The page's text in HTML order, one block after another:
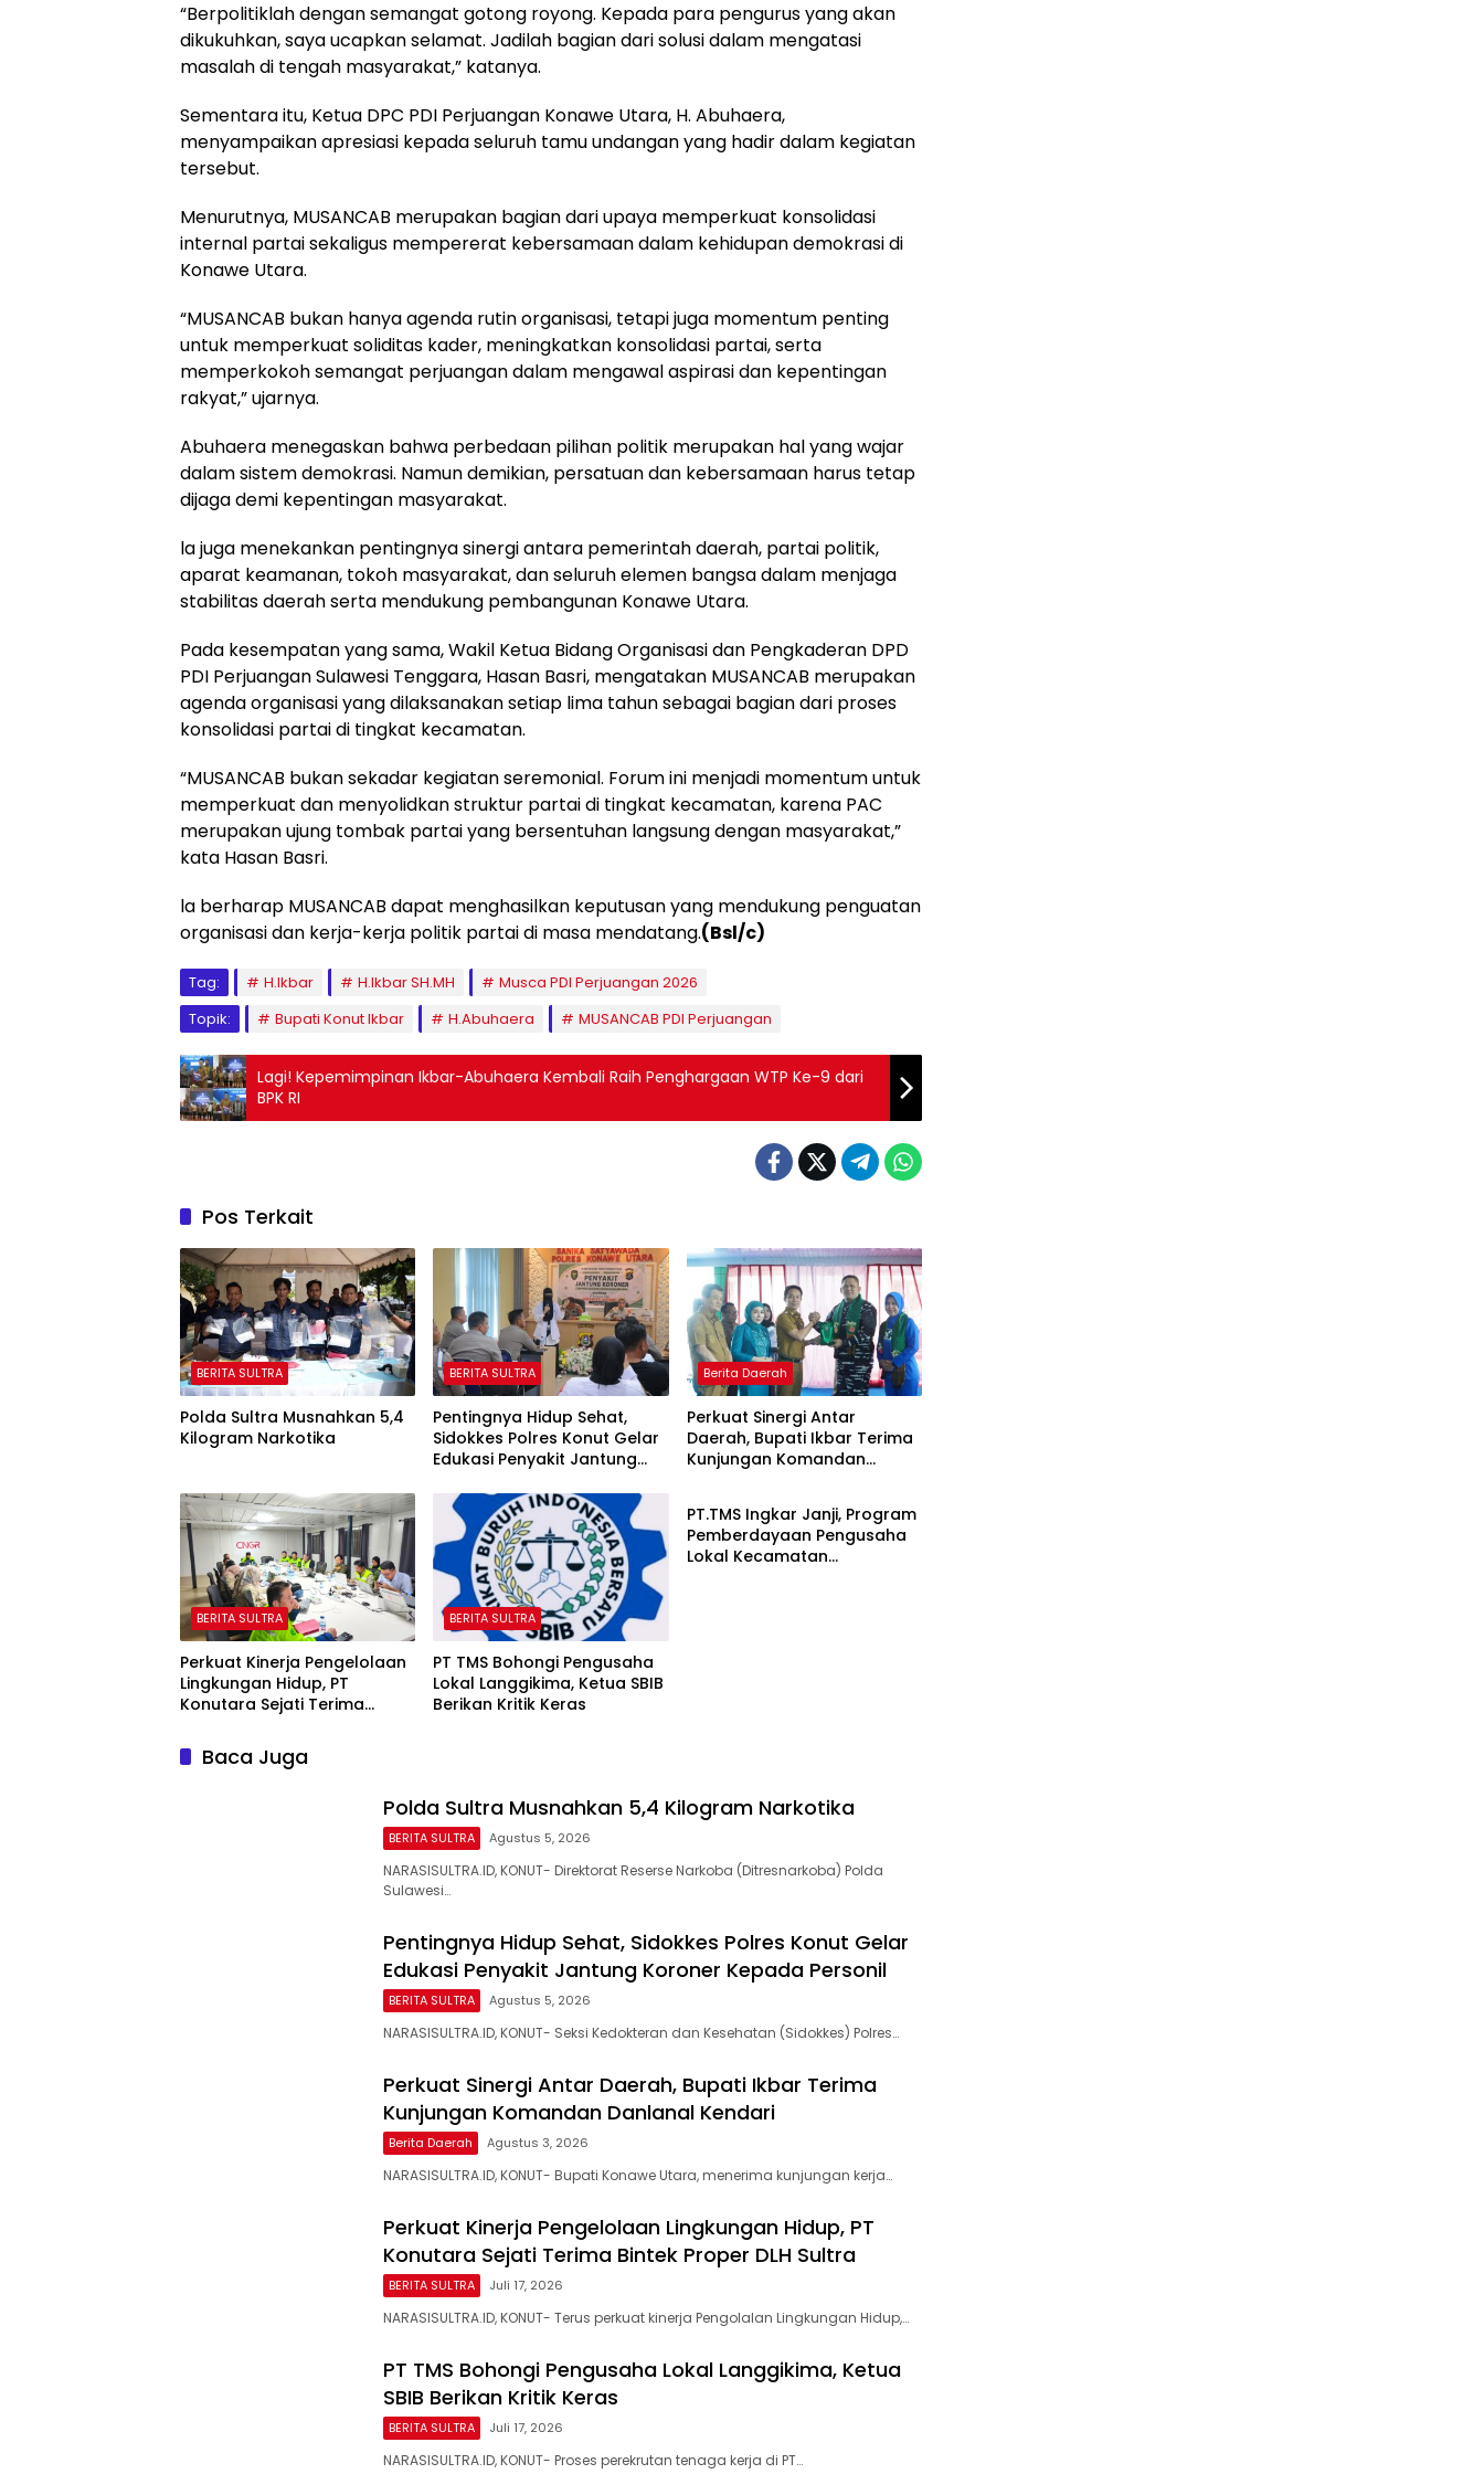
“Berpolitiklah dengan semangat gotong royong. Kepada para pengurus yang akan
dikukuhkan, saya ucapkan selamat. Jadilah bagian dari solusi dalam mengatasi
masalah di tengah masyarakat,” katanya.
Sementara itu, Ketua DPC PDI Perjuangan Konawe Utara, H. Abuhaera,
menyampaikan apresiasi kepada seluruh tamu undangan yang hadir dalam kegiatan
tersebut.
Menurutnya, MUSANCAB merupakan bagian dari upaya memperkuat konsolidasi
internal partai sekaligus mempererat kebersamaan dalam kehidupan demokrasi di
Konawe Utara.
“MUSANCAB bukan hanya agenda rutin organisasi, tetapi juga momentum penting
untuk memperkuat soliditas kader, meningkatkan konsolidasi partai, serta
memperkokoh semangat perjuangan dalam mengawal aspirasi dan kepentingan
rakyat,” ujarnya.
Abuhaera menegaskan bahwa perbedaan pilihan politik merupakan hal yang wajar
dalam sistem demokrasi. Namun demikian, persatuan dan kebersamaan harus tetap
dijaga demi kepentingan masyarakat.
la juga menekankan pentingnya sinergi antara pemerintah daerah, partai politik,
aparat keamanan, tokoh masyarakat, dan seluruh elemen bangsa dalam menjaga
stabilitas daerah serta mendukung pembangunan Konawe Utara.
Pada kesempatan yang sama, Wakil Ketua Bidang Organisasi dan Pengkaderan DPD
PDI Perjuangan Sulawesi Tenggara, Hasan Basri, mengatakan MUSANCAB merupakan
agenda organisasi yang dilaksanakan setiap lima tahun sebagai bagian dari proses
konsolidasi partai di tingkat kecamatan.
“MUSANCAB bukan sekadar kegiatan seremonial. Forum ini menjadi momentum untuk
memperkuat dan menyolidkan struktur partai di tingkat kecamatan, karena PAC
merupakan ujung tombak partai yang bersentuhan langsung dengan masyarakat,”
kata Hasan Basri.
la berharap MUSANCAB dapat menghasilkan keputusan yang mendukung penguatan
organisasi dan kerja-kerja politik partai di masa mendatang.(Bsl/c)
Tag: H.Ikbar H.Ikbar SH.MH
Musca PDI Perjuangan 2026
Topik:
Bupati Konut Ikbar H.Abuhaera MUSANCAB PDI Perjuangan
Lagi! Kepemimpinan Ikbar-Abuhaera Kembali Raih Penghargaan WTP Ke-9 dari
BPK RI
Pos Terkait
BERITA SULTRA
Polda Sultra Musnahkan 5,4
Kilogram Narkotika
BERITA SULTRA
Pentingnya Hidup Sehat,
Sidokkes Polres Konut Gelar
Edukasi Penyakit Jantung
Berita Daerah
Perkuat Sinergi Antar
Daerah, Bupati Ikbar Terima
Kunjungan Komandan
BERITA SULTRA
Perkuat Kinerja Pengelolaan
Lingkungan Hidup, PT
Konutara Sejati Terima
BERITA SULTRA
PT TMS Bohongi Pengusaha
Lokal Langgikima, Ketua SBIB
Berikan Kritik Keras
BERITA SULTRA
PT.TMS Ingkar Janji, Program
Pemberdayaan Pengusaha
Lokal Kecamatan
Baca Juga
Polda Sultra Musnahkan 5,4 Kilogram Narkotika
BERITA SULTRA Agustus 5, 2026
NARASISULTRA.ID, KONUT- Direktorat Reserse Narkoba (Ditresnarkoba) Polda
Sulawesi…
Pentingnya Hidup Sehat, Sidokkes Polres Konut Gelar
Edukasi Penyakit Jantung Koroner Kepada Personil
BERITA SULTRA Agustus 5, 2026
NARASISULTRA.ID, KONUT- Seksi Kedokteran dan Kesehatan (Sidokkes) Polres…
Perkuat Sinergi Antar Daerah, Bupati Ikbar Terima
Kunjungan Komandan Danlanal Kendari
Berita Daerah Agustus 3, 2026
NARASISULTRA.ID, KONUT- Bupati Konawe Utara, menerima kunjungan kerja…
Perkuat Kinerja Pengelolaan Lingkungan Hidup, PT
Konutara Sejati Terima Bintek Proper DLH Sultra
BERITA SULTRA Juli 17, 2026
NARASISULTRA.ID, KONUT- Terus perkuat kinerja Pengolalan Lingkungan Hidup,…
PT TMS Bohongi Pengusaha Lokal Langgikima, Ketua
SBIB Berikan Kritik Keras
BERITA SULTRA Juli 17, 2026
NARASISULTRA.ID, KONUT- Proses perekrutan tenaga kerja di PT…